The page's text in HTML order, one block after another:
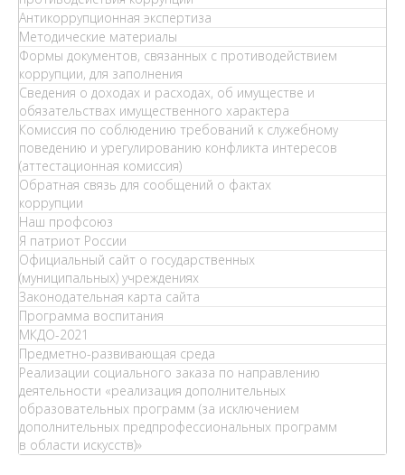
Антикоррупционная экспертиза
Методические материалы
Формы документов, связанных с противодействием
коррупции, для заполнения
Сведения о доходах и расходах, об имуществе и
обязательствах имущественного характера
Комиссия по соблюдению требований к служебному
поведению и урегулированию конфликта интересов
(аттестационная комиссия)
Обратная связь для сообщений о фактах
коррупции
Наш профсоюз
Я патриот России
Официальный сайт о государственных
(муниципальных) учреждениях
Законодательная карта сайта
Программа воспитания
МКДО-2021
Предметно-развивающая среда
Реализации социального заказа по направлению
деятельности «реализация дополнительных
образовательных программ (за исключением
дополнительных предпрофессиональных программ
в области искусств)»